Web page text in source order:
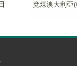
兗煤澳大利亞